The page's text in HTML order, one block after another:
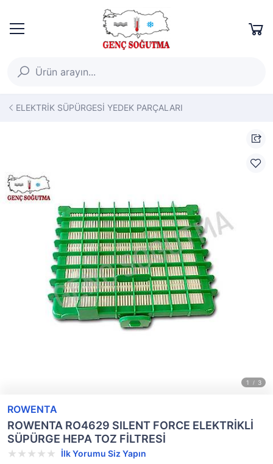
ELEKTRİK SÜPÜRGESİ YEDEK PARÇALARI
ROWENTA
ROWENTA RO4629 SILENT FORCE ELEKTRİKLİ
SÜPÜRGE HEPA TOZ FİLTRESİ
İlk Yorumu Siz Yapın